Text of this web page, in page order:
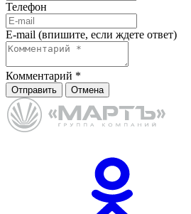
Телефон
E-mail (впишите, если ждете ответ)
Комментарий *
Отправить Отмена